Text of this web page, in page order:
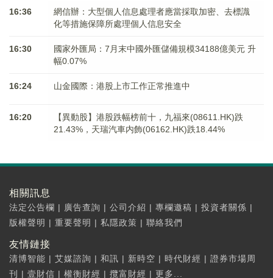
16:36
網信辦：大型個人信息處理者應當採取加密、去標識
化等措施保障所處理個人信息安全
16:30
國家外匯局：7月末中國外匯儲備規模34188億美元 升
幅0.07%
16:24 山金國際：港股上市工作正常推進中
16:20
【異動股】港股跌幅榜前十，九福來(08611.HK)跌
21.43%，天瑞汽車内飾(06162.HK)跌18.44%
相關訊息
法定公告欄 | 廣告查詢 | 公司介紹 | 專欄邀稿 | 投資者關係 |
版權聲明 | 重要聲明 | 私隱政策 | 聯絡我們
友情鏈接
清博智能 | 艾媒諮詢 | 和訊 | 新時空 | 時代財經 | 證券市場周
刊
| 壹財信 | 權衡財經 | 攬富財經 | 更多...